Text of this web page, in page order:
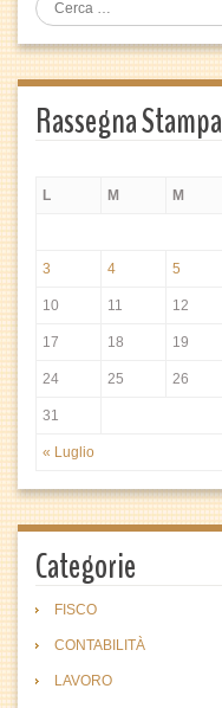
Rassegna Stampa
L
M M
« Luglio
3 4 5
10 11 12
17 18 19
24 25 26
31
Categorie
FISCO
CONTABILITÀ
LAVORO